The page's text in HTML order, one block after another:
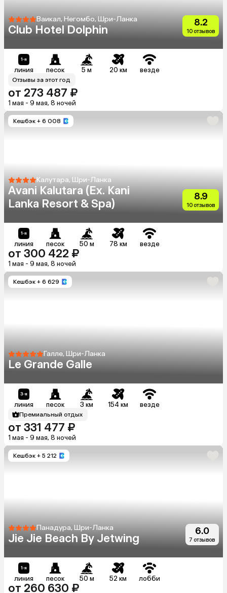
Ваикал, Негомбо, Шри-Ланка
Club Hotel Dolphin
8.2
10 отзывов
линия песок 5 м 20 км везде
Отзывы за этот год
от 273 487 ₽
1 мая - 9 мая, 8 ночей
Кешбэк + 6 008
Калутара, Шри-Ланка
Avani Kalutara (Ex. Kani
Lanka Resort & Spa)
8.9
10 отзывов
линия песок 50 м 78 км везде
от 300 422 ₽
1 мая - 9 мая, 8 ночей
Кешбэк + 6 629
Галле, Шри-Ланка
Le Grande Galle
линия песок 3 км 154 км везде
Премиальный отдых
от 331 477 ₽
1 мая - 9 мая, 8 ночей
Кешбэк + 5 212
Панадура, Шри-Ланка
Jie Jie Beach By Jetwing
6.0
7 отзывов
линия песок 50 м 52 км лобби
от 260 630 ₽